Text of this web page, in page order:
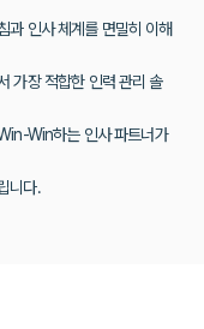
과 인사 체계를 면밀히 이해
가장 적합한 인력 관리 솔
Win하는 인사 파트너가
니다.